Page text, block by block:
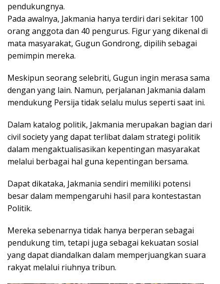
pendukungnya.
Pada awalnya, Jakmania hanya terdiri dari sekitar 100
orang anggota dan 40 pengurus. Figur yang dikenal di
mata masyarakat, Gugun Gondrong, dipilih sebagai
pemimpin mereka.
Meskipun seorang selebriti, Gugun ingin merasa sama
dengan yang lain. Namun, perjalanan Jakmania dalam
mendukung Persija tidak selalu mulus seperti saat ini.
Dalam katalog politik, Jakmania merupakan bagian dari
civil society yang dapat terlibat dalam strategi politik
dalam mengaktualisasikan kepentingan masyarakat
melalui berbagai hal guna kepentingan bersama.
Dapat dikataka, Jakmania sendiri memiliki potensi
besar dalam mempengaruhi hasil para kontestastan
Politik.
Mereka sebenarnya tidak hanya berperan sebagai
pendukung tim, tetapi juga sebagai kekuatan sosial
yang dapat diandalkan dalam memperjuangkan suara
rakyat melalui riuhnya tribun.